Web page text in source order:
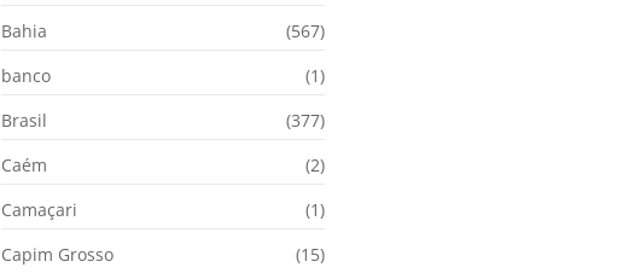
Bahia
(567)
banco
(1)
Brasil
(377)
Caém
(2)
Camaçari
(1)
Capim Grosso
(15)